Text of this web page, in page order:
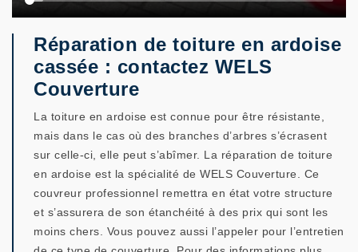
Réparation de toiture en ardoise
cassée : contactez WELS
Couverture
La toiture en ardoise est connue pour être résistante,
mais dans le cas où des branches d’arbres s’écrasent
sur celle-ci, elle peut s’abîmer. La réparation de toiture
en ardoise est la spécialité de WELS Couverture. Ce
couvreur professionnel remettra en état votre structure
et s’assurera de son étanchéité à des prix qui sont les
moins chers. Vous pouvez aussi l’appeler pour l’entretien